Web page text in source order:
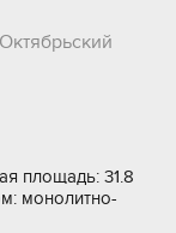
площадь: 31.8
монолитно-